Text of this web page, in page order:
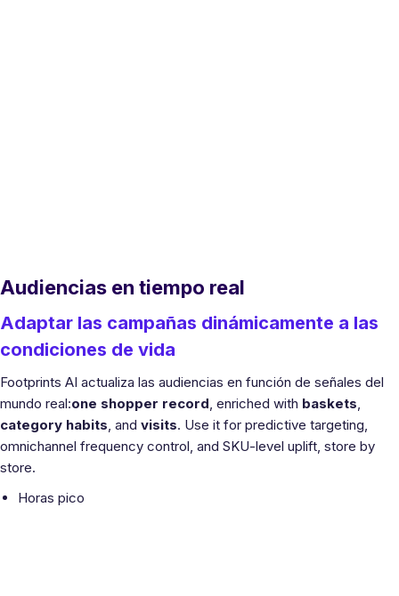
Audiencias en tiempo real
Adaptar las campañas dinámicamente a las
condiciones de vida
Footprints AI actualiza las audiencias en función de señales del
mundo real:one shopper record, enriched with baskets,
category habits, and visits. Use it for predictive targeting,
omnichannel frequency control, and SKU-level uplift, store by
store.
Horas pico